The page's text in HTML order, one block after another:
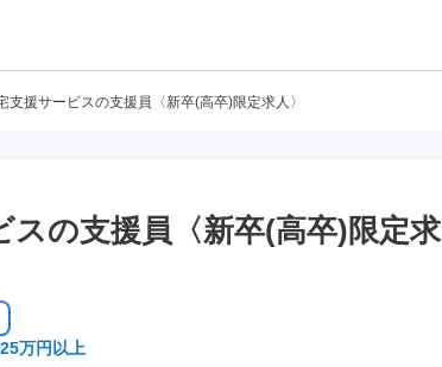
支援サービスの支援員〈新卒(高卒)限定求人〉
スの支援員〈新卒(高卒)限定求
万円以上